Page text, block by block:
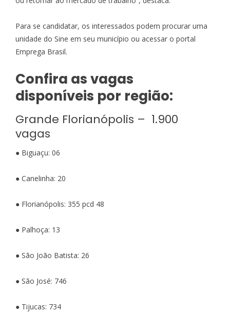
Para se candidatar, os interessados podem procurar uma
unidade do Sine em seu município ou acessar o portal
Emprega Brasil.
Confira as vagas
disponíveis por região:
Grande Florianópolis – 1.900
vagas
● Biguaçu: 06
● Canelinha: 20
● Florianópolis: 355 pcd 48
● Palhoça: 13
● São João Batista: 26
● São José: 746
● Tijucas: 734